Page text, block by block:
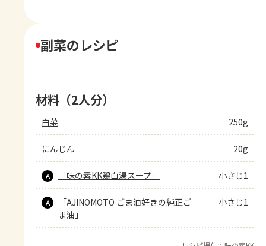
副菜のレシピ
材料（2人分）
白菜 250g
にんじん 20g
A 「味の素KK鶏白湯スープ」 小さじ1
A
「AJINOMOTO ごま油好きの純正ご
ま油」
小さじ1